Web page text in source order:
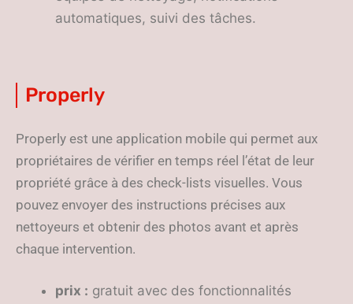
automatiques, suivi des tâches.
Properly
Properly est une application mobile qui permet aux
propriétaires de vérifier en temps réel l’état de leur
propriété grâce à des check-lists visuelles. Vous
pouvez envoyer des instructions précises aux
nettoyeurs et obtenir des photos avant et après
chaque intervention.
prix : gratuit avec des fonctionnalités